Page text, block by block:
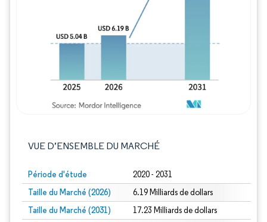
VUE D’ENSEMBLE DU MARCHÉ
Période d'étude 2020 - 2031
Taille du Marché (2026) 6.19 Milliards de dollars
Taille du Marché (2031) 17.23 Milliards de dollars
Image © Mordor Intelligence. La